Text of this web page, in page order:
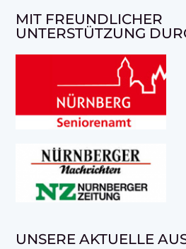
MIT FREUNDLICHER
UNTERSTÜTZUNG
UNSERE AKTUELLE